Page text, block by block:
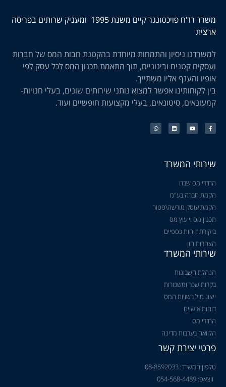
משרד רו"ח פויכטונגר קיים משנת 1995 ומעניק שרותים בפריסה
ארצית
למשרדנו ניסיון והתמחות מיוחדת בהקטנת חבות המס של חברות
ועסקים קטנים ובינוניים, תוך התאמת תכנון המס לכל עסק לפי
אופיו והענף אליו משתייך.
בין לקוחותינו אפשר למצוא נותני שירותים שונים, בעלי חנויות-
קמעונאים, סיטונאים, בעלי מקצועות חופשיים ועוד.
שירותי המשרד
החזרי מס שבח
הקמת חברה בע"מ
הקמת עוסק מורשה\פטור
תכנון מס וייעוץ מס
ביקורת דוחות כספיים
הצהרות הון
שירותי המשרד
הנהלת חשבונות
בקרות שכר ומשכורות
ייצוג מול רשויות המס
דוחות אישיים
החזרי מס
הלוואה בערבות מדינה
פרטי יצירת קשר
טלפון המשרד: 08-8592033
ווצאפ: 054-568-4489